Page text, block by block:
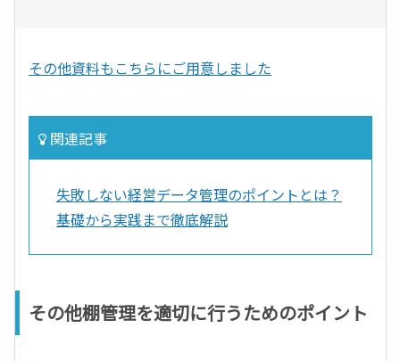
その他資料もこちらにご用意しました
関連記事
失敗しない経営データ管理のポイントとは？
基礎から実践まで徹底解説
その他棚管理を適切に行うためのポイント